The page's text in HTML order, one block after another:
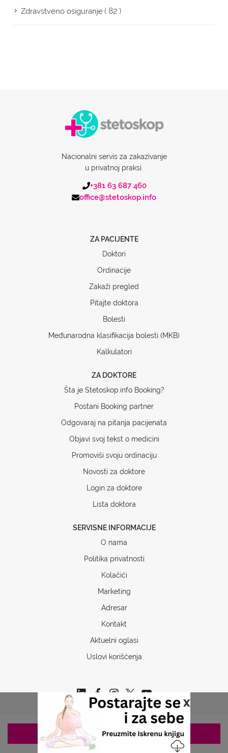
x
Zdravstveno osiguranje( 82 )
Nacionalni servis za zakazivanje
u privatnoj praksi.
+381 63 687 460
office@stetoskop.info
ZA PACIJENTE
Doktori
Ordinacije
Zakaži pregled
Pitajte doktora
Bolesti
Međunarodna klasifikacija bolesti (MKB)
Kalkulatori
ZA DOKTORE
Šta je Stetoskop.info Booking?
Postani Booking partner
Odgovaraj na pitanja pacijenata
Objavi svoj tekst o medicini
Promoviši svoju ordinaciju
Novosti za doktore
Login za doktore
Lista doktora
SERVISNE INFORMACIJE
O nama
Politika privatnosti
Kolačići
Marketing
Adresar
Kontakt
Aktuelni oglasi
Uslovi korišćenja
Copyrights © 2026 Sva prava www.stetoskop.info
ZAKAZIVANJE 063/687-460